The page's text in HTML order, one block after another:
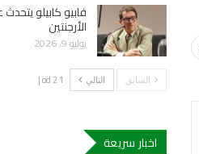
فابيو كابيلو
الأرجنتين
يوليو 9, 2026
السابق التالي 1 od 2 |
اخبار سريعة